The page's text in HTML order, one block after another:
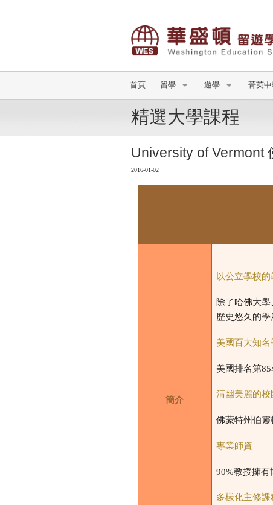
首頁 留學 遊學 菁英
精選大學課程
University of Vermont
2016-01-02
簡介
以公立學校
除了哈佛大
歷史悠久的學
美國百大知名
美國排名第85
清幽美麗的校
佛蒙特州伯
專業師資
90%教授擁有
多樣化主修課